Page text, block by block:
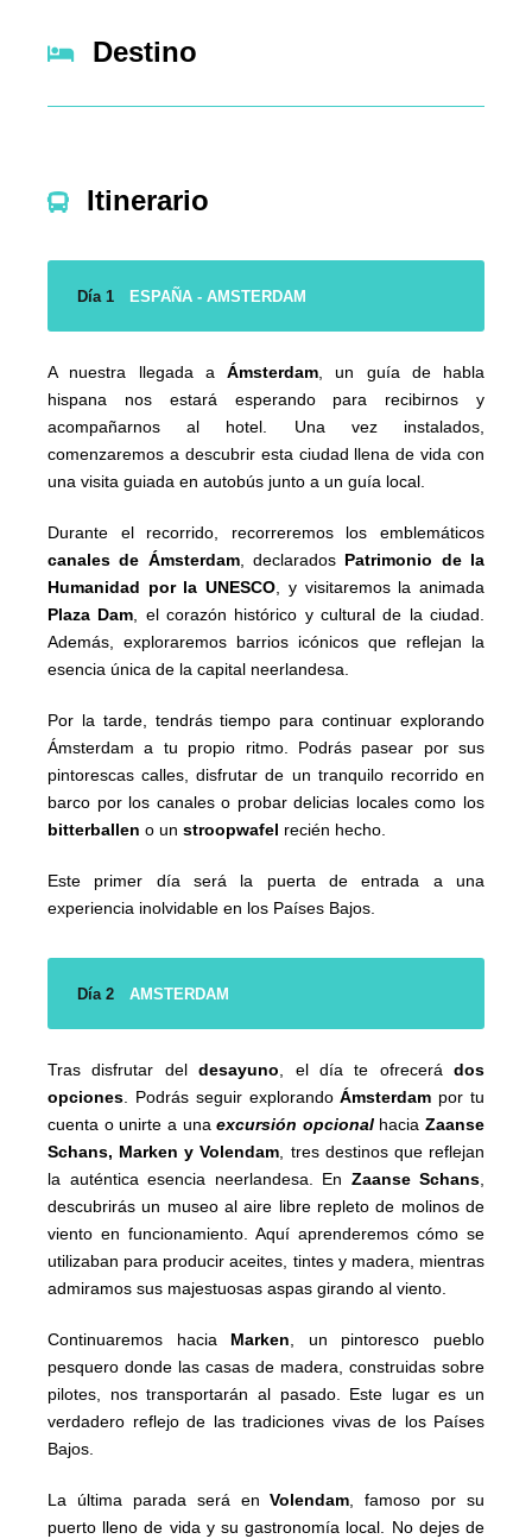
Destino
Itinerario
Día 1 ESPAÑA - AMSTERDAM
A nuestra llegada a Ámsterdam, un guía de habla
hispana nos estará esperando para recibirnos y
acompañarnos al hotel. Una vez instalados,
comenzaremos a descubrir esta ciudad llena de vida con
una visita guiada en autobús junto a un guía local.
Durante el recorrido, recorreremos los emblemáticos
canales de Ámsterdam, declarados Patrimonio de la
Humanidad por la UNESCO, y visitaremos la animada
Plaza Dam, el corazón histórico y cultural de la ciudad.
Además, exploraremos barrios icónicos que reflejan la
esencia única de la capital neerlandesa.
Por la tarde, tendrás tiempo para continuar explorando
Ámsterdam a tu propio ritmo. Podrás pasear por sus
pintorescas calles, disfrutar de un tranquilo recorrido en
barco por los canales o probar delicias locales como los
bitterballen o un stroopwafel recién hecho.
Este primer día será la puerta de entrada a una
experiencia inolvidable en los Países Bajos.
Día 2 AMSTERDAM
Tras disfrutar deldesayuno, el día te ofrecerá dos
opciones. Podrás seguir explorandoÁmsterdam por tu
cuenta o unirte a unaexcursión opcional hacia Zaanse
Schans, Marken y Volendam, tres destinos que reflejan
la auténtica esencia neerlandesa. En Zaanse Schans,
descubrirás un museo al aire libre repleto de molinos de
viento en funcionamiento. Aquí aprenderemos cómo se
utilizaban para producir aceites, tintes y madera, mientras
admiramos sus majestuosas aspas girando al viento.
Continuaremos hacia Marken, un pintoresco pueblo
pesquero donde las casas de madera, construidas sobre
pilotes, nos transportarán al pasado. Este lugar es un
verdadero reflejo de las tradiciones vivas de los Países
Bajos.
La última parada será enVolendam, famoso por su
puerto lleno de vida y su gastronomía local. No dejes de